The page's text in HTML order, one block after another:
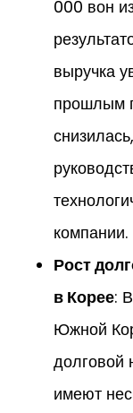
000 вон
выручка
прошлым
компании.
Рост
в Корее:
Южной
долговой
имеют